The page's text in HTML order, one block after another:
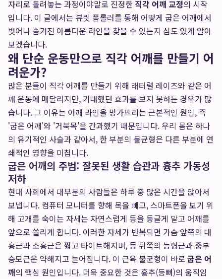
자리로 돌려놓는 과정이야말로 진정한 직각 어깨 교정의 시작
입니다. 이 글에서는 뷰릿 폼롤러를 통해 어떻게 굽은 어깨에서
벗어나 숨겨진 아름다운 라인을 찾을 수 있는지 심도 있게 알아
보겠습니다.
왜 단순 운동만으로 직각 어깨를 만들기 어
려운가?
많은 분들이 직각 어깨를 만들기 위해 래터럴 레이즈와 같은 어
깨 운동에 매달리지만, 기대했던 효과를 보지 못하는 경우가 많
습니다. 그 이유는 어깨 라인을 망가뜨리는 근본적인 원인, 즉
'굽은 어깨'와 '거북목'을 간과했기 때문입니다. 우리 몸은 하나
의 유기적인 사슬과 같아서, 한 부분의 불균형은 다른 부분에 연
쇄적인 영향을 미칩니다.
굽은 어깨의 주범: 잘못된 생활 습관과 흉추 가동성
저하
현대 사회에서 대부분의 사람들은 하루 중 많은 시간을 앉아서
보냅니다. 컴퓨터 모니터를 향해 목을 빼고, 스마트폰을 보기 위
해 고개를 숙이는 자세는 자연스럽게 등을 둥글게 말고 어깨를
앞으로 쏠리게 합니다. 이러한 자세가 반복되면 가슴 앞쪽의 대
흉근과 소흉근은 짧고 타이트해지며, 등 뒤쪽의 능형근과 중부
승모근은 약해지고 늘어집니다. 이 근육 불균형이 바로 굽은 어
깨의 핵심 원인입니다. 더욱 중요한 것은 흉추(등뼈)의 움직임